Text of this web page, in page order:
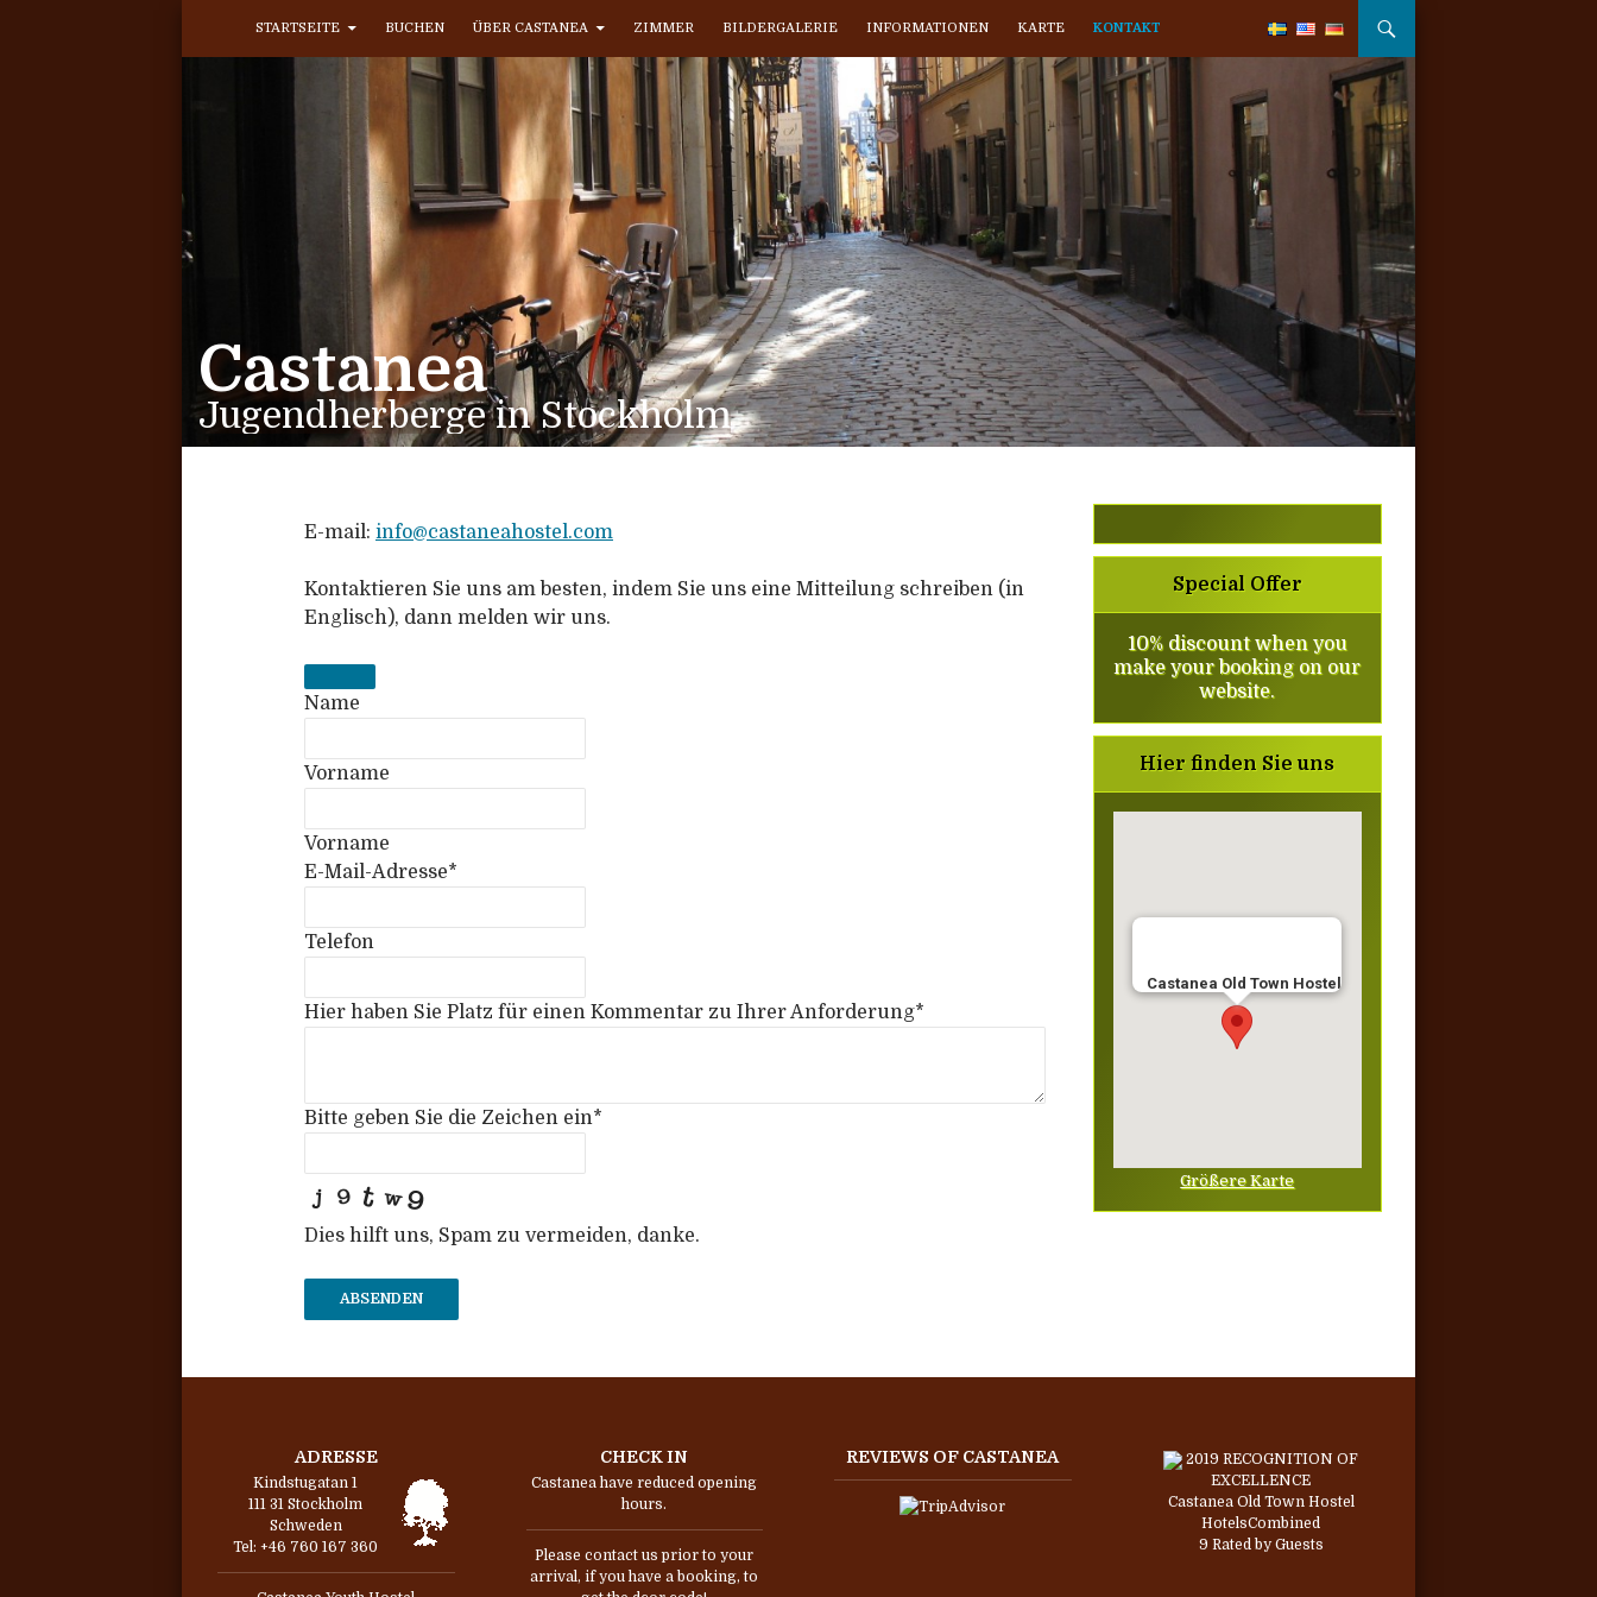
STARTSEITE
BUCHEN ÜBER CASTANEA ZIMMER BILDERGALERIE INFORMATIONEN KARTE KONTAKT
Castanea
Jugendherberge in Stockholm
E-mail: info@castaneahostel.com
Kontaktieren Sie uns am besten, indem Sie uns eine Mitteilung schreiben (in
Englisch), dann melden wir uns.
E
a
i
A
d
r
e
s
Name
Vorname
Vorname
E-Mail-Adresse*
Telefon
Hier haben Sie Platz für einen Kommentar zu Ihrer Anforderung*
Bitte geben Sie die Zeichen ein*
Dies hilft uns, Spam zu vermeiden, danke.
ABSENDEN
Special Offer
10% discount when you
make your booking on our
website.
Hier finden Sie uns
Castanea Old Town Hostel
Größere Karte
ADRESSE
Kindstugatan 1
111 31 Stockholm
Schweden
Tel: +46 760 167 360
CHECK IN
Castanea have reduced opening
hours.
Please contact us prior to your
arrival, if you have a booking, to
REVIEWS OF CASTANEA 2019 RECOGNITION OF
EXCELLENCE
Castanea Old Town Hostel
HotelsCombined
9 Rated by Guests